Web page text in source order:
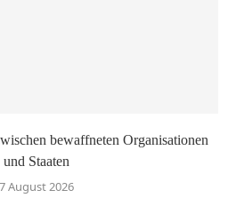
bewaffneten Organisationen
und Staaten
7 August 2026